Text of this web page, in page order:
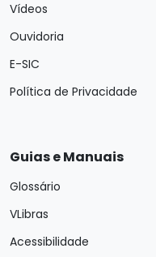
Vídeos
Ouvidoria
E-SIC
Política de Privacidade
Guias e Manuais
Glossário
VLibras
Acessibilidade